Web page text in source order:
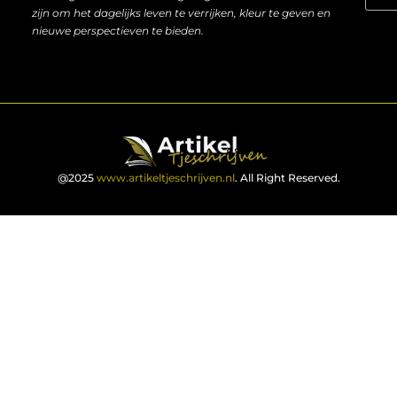
zijn om het dagelijks leven te verrijken, kleur te geven en
nieuwe perspectieven te bieden.
@2025 www.artikeltjeschrijven.nl. All Right Reserved.